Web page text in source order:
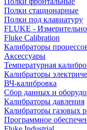
Полки стационарные
Полки под клавиатуру
FLUKE -
Fluke Calibration
Калибраторы
Аксессуары
Температурная
Калибраторы
ВЧ-калибровка
Сбор данных и
Калибраторы давления
Калибраторы газовых
Программное